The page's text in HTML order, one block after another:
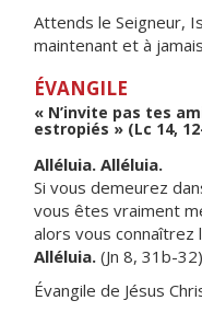
Attends le Seigneur,
maintenant et à
ÉVANGILE
« N’invite pas tes
estropiés » (Lc 14,
Alléluia. Alléluia.
Si vous demeurez
vous êtes vraiment
alors vous connaîtrez
Alléluia. (Jn 8, 31b-32)
Évangile de Jésus